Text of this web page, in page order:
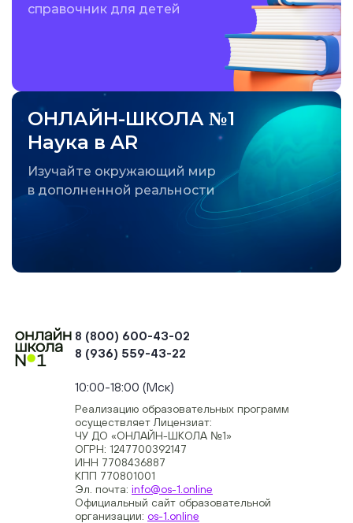
справочник для детей
ОНЛАЙН-ШКОЛА №1
Наука в AR
Изучайте окружающий мир
в дополненной реальности
8 (800) 600-43-02
8 (936) 559-43-22
10:00-18:00 (Мск)
Реализацию образовательных программ
осуществляет Лицензиат:
ЧУ ДО «ОНЛАЙН-ШКОЛА №1»
ОГРН: 1247700392147
ИНН 7708436887
КПП 770801001
Эл. почта: info@os-1.online
Официальный сайт образовательной
организации: os-1.online